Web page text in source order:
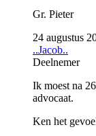
Gr. Pieter
24 augustus
..Jacob..
Deelnemer
Ik moest na
advocaat.
Ken het